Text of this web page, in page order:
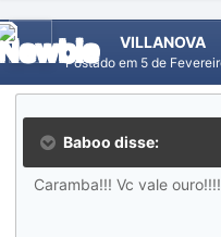
VILLANOVA
Postado em 5 de
Baboo disse:
Caramba!!! Vc vale ouro!!!!